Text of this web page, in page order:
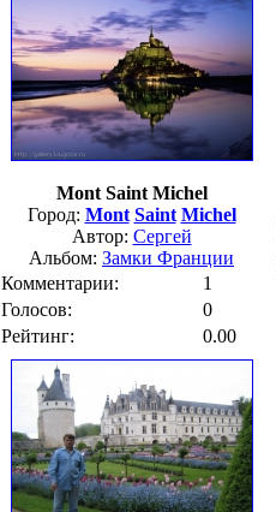
Mont Saint Michel
Город: Mont Saint Michel
Автор: Сергей
Альбом: Замки Франции
Комментарии:
1
Голосов:
0
Рейтинг:
0.00